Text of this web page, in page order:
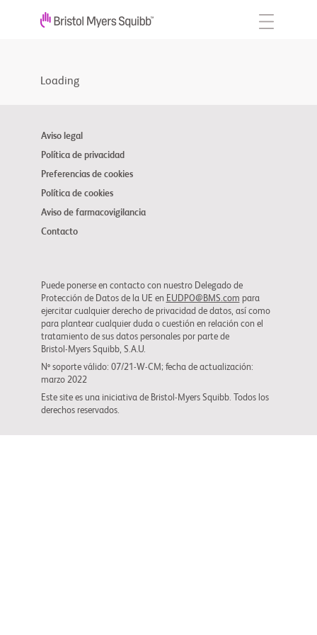
Loading
Aviso legal
Política de privacidad
Preferencias de cookies
Política de cookies
Aviso de farmacovigilancia
Contacto
Puede ponerse en contacto con nuestro Delegado de
Protección de Datos de la UE en EUDPO@BMS.com para
ejercitar cualquier derecho de privacidad de datos, así como
para plantear cualquier duda o cuestión en relación con el
tratamiento de sus datos personales por parte de
Bristol-Myers Squibb, S.A.U.
Nº soporte válido: 07/21-W-CM; fecha de actualización:
marzo 2022
Este site es una iniciativa de Bristol-Myers Squibb. Todos los
derechos reservados.